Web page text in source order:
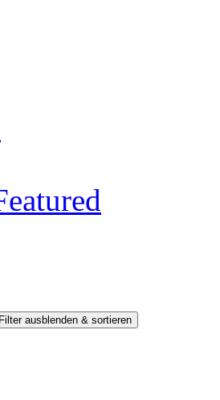
Filter ausblenden & sortieren